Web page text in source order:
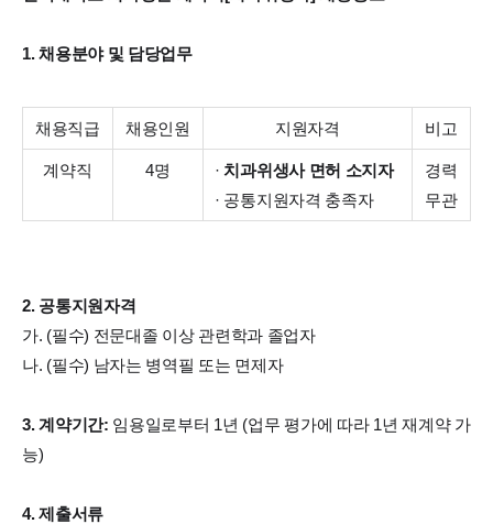
1. 채용분야 및 담당업무
채용직급 채용인원 지원자격 비고
계약직 4명 ·치과위생사 면허 소지자
· 공통지원자격 충족자
경력
무관
2. 공통지원자격
가. (필수) 전문대졸 이상 관련학과 졸업자
나. (필수) 남자는 병역필 또는 면제자
3. 계약기간: 임용일로부터 1년 (업무 평가에 따라 1년 재계약 가
능)
4. 제출서류